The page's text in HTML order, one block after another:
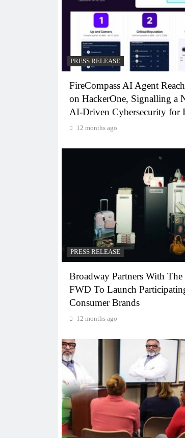
PRESS RELEASE
FireCompass AI Agent
on HackerOne, Signalling a
AI-Driven Cybersecurity for
12 months ago
PRESS RELEASE
Broadway Partners With
FWD To Launch
Consumer Brands
12 months ago